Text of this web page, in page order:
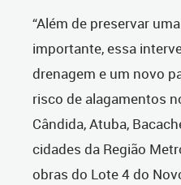
“Além de preservar
importante, essa
drenagem e um novo
risco de alagamentos
Cândida, Atuba,
cidades da Região
obras do Lote 4 do